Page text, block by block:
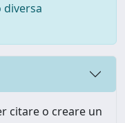
citare o creare un